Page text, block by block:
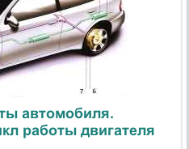
автомобиля.
работы двигателя